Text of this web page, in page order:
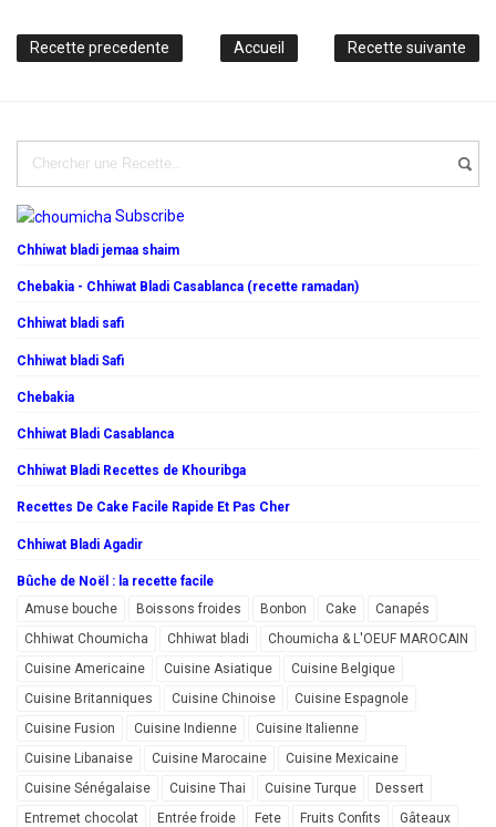
Recette precedente Recette suivante
Accueil
Subscribe
Chhiwat bladi jemaa shaim
Chebakia - Chhiwat Bladi Casablanca (recette ramadan)
Chhiwat bladi safi
Chhiwat bladi Safi
Chebakia
Chhiwat Bladi Casablanca
Chhiwat Bladi Recettes de Khouribga
Recettes De Cake Facile Rapide Et Pas Cher
Chhiwat Bladi Agadir
Bûche de Noël : la recette facile
Amuse bouche
Boissons froides Bonbon Cake
Canapés
Chhiwat Choumicha
Chhiwat bladi
Choumicha & L'OEUF MAROCAIN
Cuisine Americaine
Cuisine Asiatique
Cuisine Belgique
Cuisine Britanniques
Cuisine Chinoise
Cuisine Espagnole
Cuisine Fusion
Cuisine Indienne
Cuisine Italienne
Cuisine Libanaise
Cuisine Marocaine
Cuisine Mexicaine
Cuisine Sénégalaise
Cuisine Thai Cuisine Turque
Dessert
Entremet chocolat
Entrée froide Fete Fruits Confits
Gâteaux